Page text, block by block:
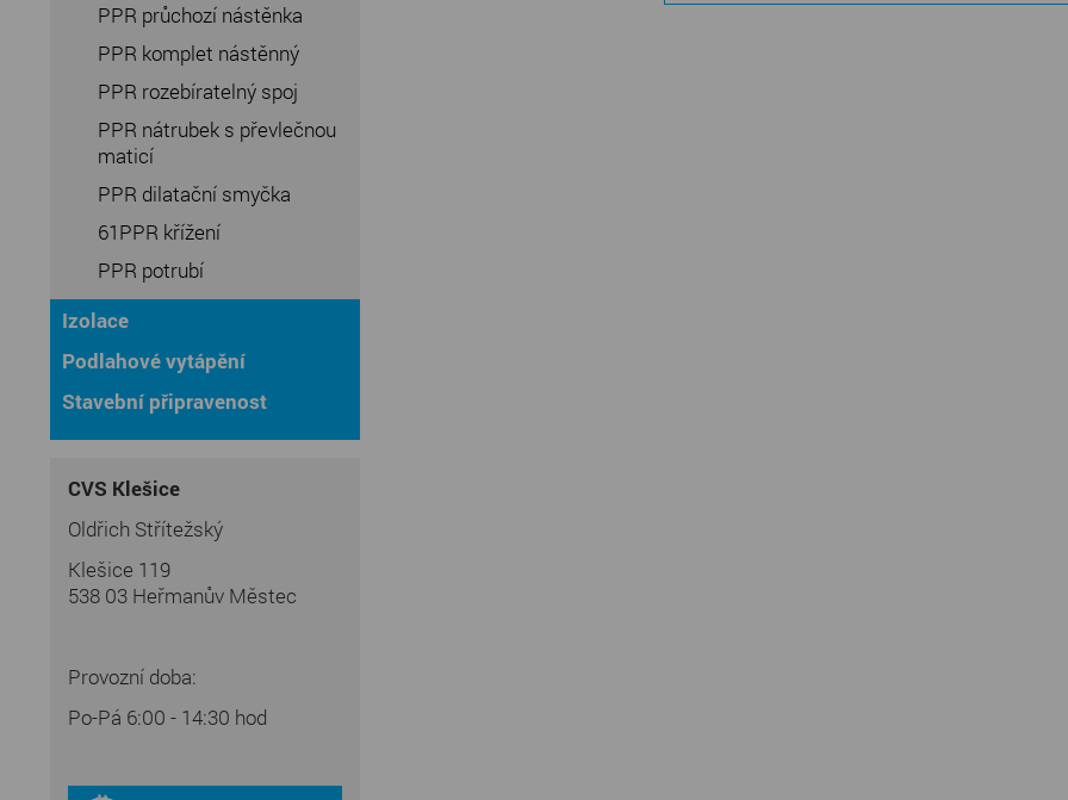
PPR průchozí nástěnka
PPR komplet nástěnný
PPR rozebíratelný spoj
PPR nátrubek s převlečnou
maticí
PPR dilatační smyčka
61PPR křížení
PPR potrubí
Izolace
Podlahové vytápění
Stavební připravenost
CVS Klešice
Oldřich Střítežský
Klešice 119
538 03 Heřmanův Městec
Provozní doba:
Po-Pá 6:00 - 14:30 hod